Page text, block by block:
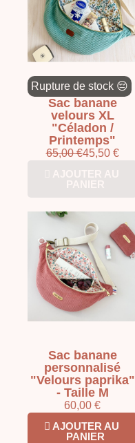
Rupture de stock 😔
Sac banane
velours XL
"Céladon /
Printemps"
65,00 €45,50 €
Sac banane
personnalisé
"Velours paprika"
- Taille M
60,00 €
AJOUTER AU
PANIER